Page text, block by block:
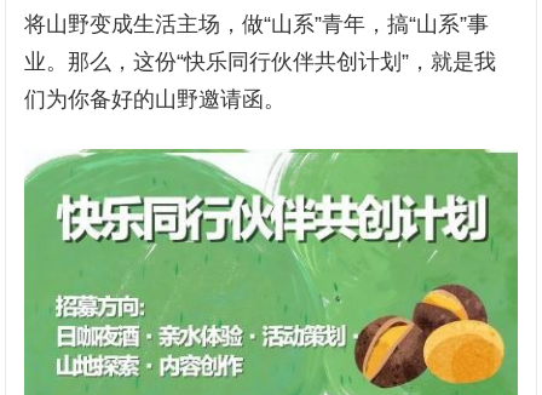
将山野变成生活主场，做“山系”青年，搞“山系”事
业。那么，这份“快乐同行伙伴共创计划”，就是我
们为你备好的山野邀请函。